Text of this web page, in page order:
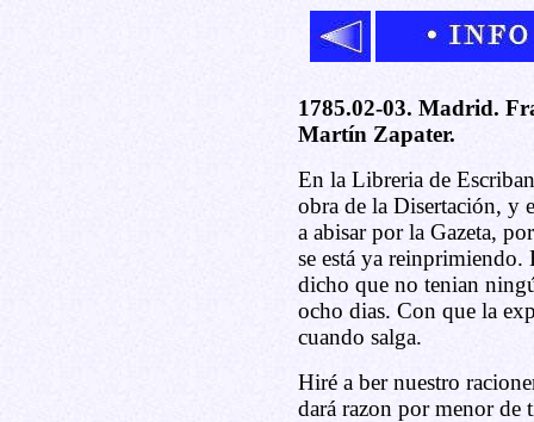
1785.02-03. Madrid.
Martín Zapater.
En la Libreria de
obra de la Disertación, y
a abisar por la Gazeta,
se está ya reinprimiendo.
dicho que no tenian
ocho dias. Con que la
cuando salga.
Hiré a ber nuestro
dará razon por menor de